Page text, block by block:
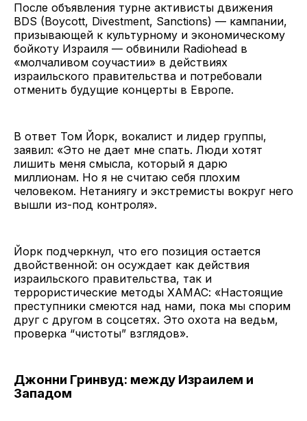
После объявления турне активисты движения
BDS (Boycott, Divestment, Sanctions) — кампании,
призывающей к культурному и экономическому
бойкоту Израиля — обвинили Radiohead в
«молчаливом соучастии» в действиях
израильского правительства и потребовали
отменить будущие концерты в Европе.
В ответ Том Йорк, вокалист и лидер группы,
заявил: «Это не дает мне спать. Люди хотят
лишить меня смысла, который я дарю
миллионам. Но я не считаю себя плохим
человеком. Нетаниягу и экстремисты вокруг него
вышли из-под контроля».
Йорк подчеркнул, что его позиция остается
двойственной: он осуждает как действия
израильского правительства, так и
террористические методы ХАМАС: «Настоящие
преступники смеются над нами, пока мы спорим
друг с другом в соцсетях. Это охота на ведьм,
проверка “чистоты” взглядов».
Джонни Гринвуд: между Израилем и
Западом